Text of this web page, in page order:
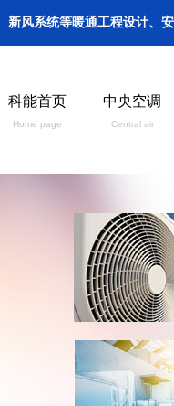
风系统等暖通工程设计、
科能首页
Home page
中央空调
Central air